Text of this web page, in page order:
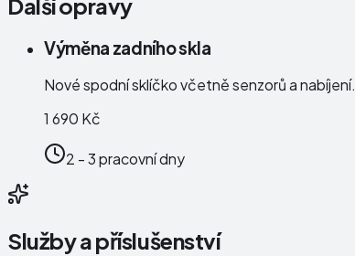
Výměna zadního skla
Nové spodní sklíčko včetně senzorů a nabíjení.
1 690 Kč
2 - 3 pracovní dny
Služby a příslušenství